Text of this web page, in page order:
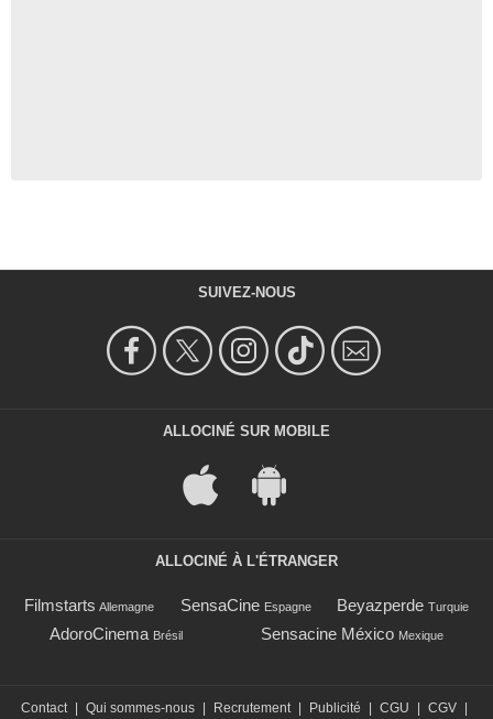
SUIVEZ-NOUS
ALLOCINÉ SUR MOBILE
ALLOCINÉ À L'ÉTRANGER
Filmstarts Allemagne SensaCine Espagne Beyazperde Turquie
AdoroCinema Brésil Sensacine México Mexique
Contact | Qui sommes-nous | Recrutement | Publicité | CGU | CGV |